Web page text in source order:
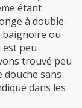
étant
à double-
baignoire ou
est peu
trouvé peu
sans
dans les